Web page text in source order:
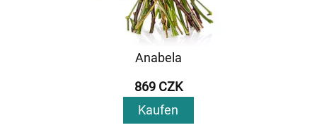
Anabela
869 CZK
Kaufen